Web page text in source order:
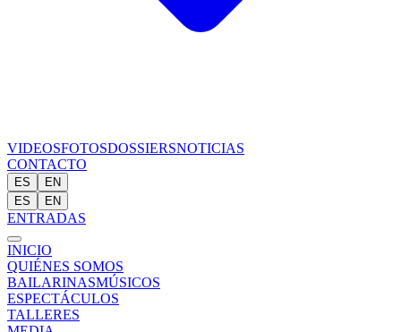
VIDEOSFOTOSDOSSIERSNOTICIAS
CONTACTO
ES
EN
ES
EN
ENTRADAS
INICIO
QUIÉNES SOMOS
BAILARINASMÚSICOS
ESPECTÁCULOS
TALLERES